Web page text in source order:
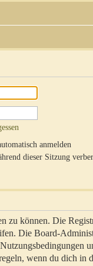
anmelden
dieser Sitzung
zu können. Die
Die Board-
wenn du dich in